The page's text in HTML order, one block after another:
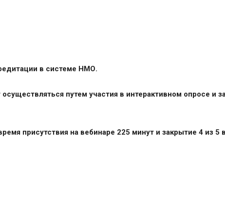
в системе НМО.
осуществляться путем участия в интерактивном опросе и
присутствия на вебинаре 225 минут и закрытие 4 из